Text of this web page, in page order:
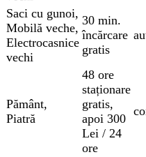
Saci cu gunoi,
Mobilă veche,
Electrocasnice
vechi
30 min.
încărcare
gratis
Pământ,
Piatră
48 ore
staționare
gratis,
apoi 300
Lei / 24
ore